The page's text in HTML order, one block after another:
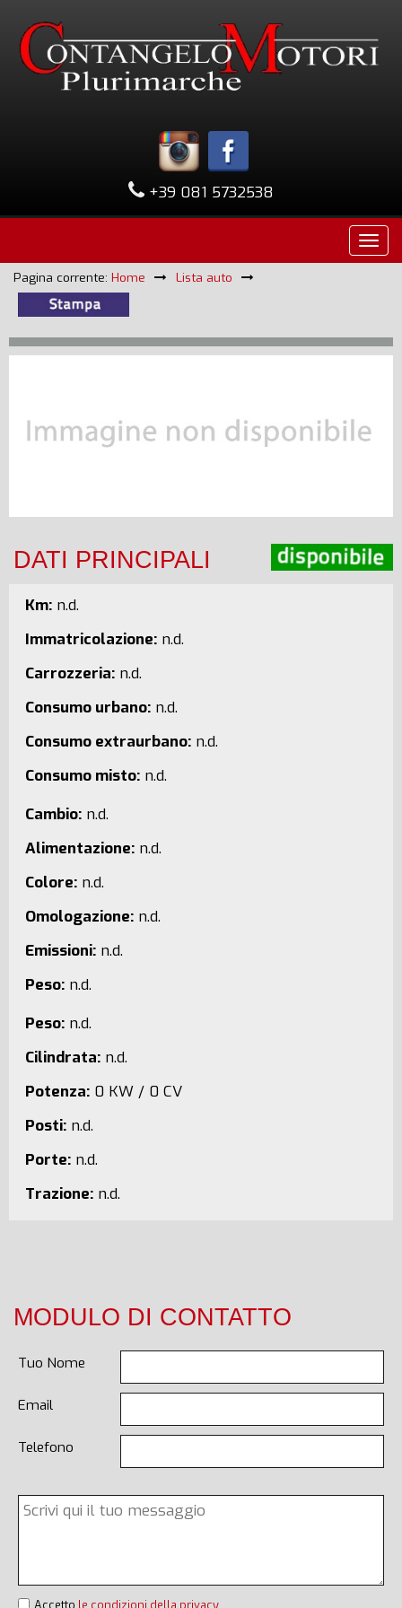
+39 081 5732538
Pagina corrente: Home Lista auto
DATI PRINCIPALI
Km: n.d.
Immatricolazione: n.d.
Carrozzeria: n.d.
Consumo urbano: n.d.
Consumo extraurbano: n.d.
Consumo misto: n.d.
Cambio: n.d.
Alimentazione: n.d.
Colore: n.d.
Omologazione: n.d.
Emissioni: n.d.
Peso: n.d.
Peso: n.d.
Cilindrata: n.d.
Potenza: 0 KW / 0 CV
Posti: n.d.
Porte: n.d.
Trazione: n.d.
MODULO DI CONTATTO
Tuo Nome
Email
Telefono
Accetto le condizioni della privacy